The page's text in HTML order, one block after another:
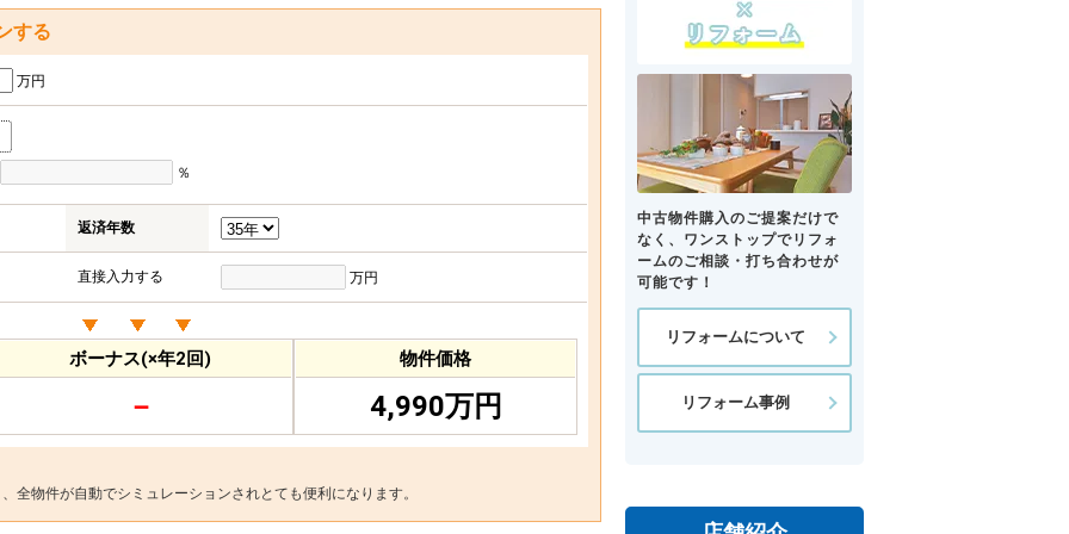
する
万円
％
返済年数
直接入力する 万円
ボーナス(×年2回)
－
物件価格
4,990万円
全物件が自動でシミュレーションされとても便利になります。
中古物件購入のご提案だけで
なく、ワンストップでリフォ
ームのご相談・打ち合わせが
可能です！
リフォームについて
リフォーム事例